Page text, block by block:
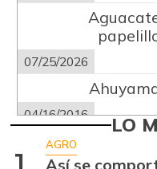
07/25/2026
04/16/2016 LO
AGRO
Así se